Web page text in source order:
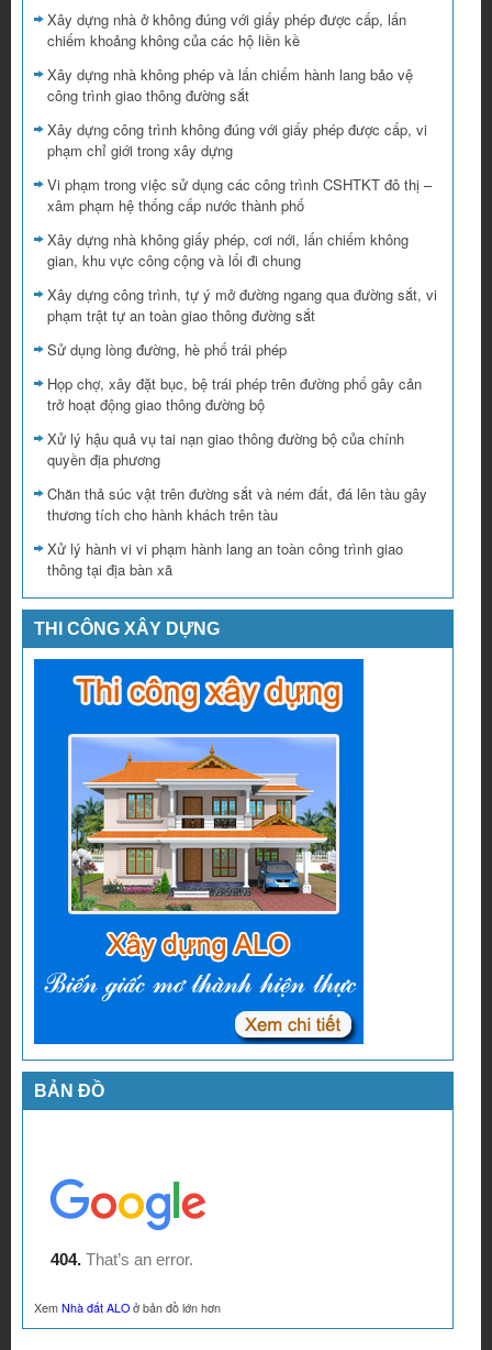
Xây dựng nhà ở không đúng với giấy phép được cấp, lấn
chiếm khoảng không của các hộ liền kề
Xây dựng nhà không phép và lấn chiếm hành lang bảo vệ
công trình giao thông đường sắt
Xây dựng công trình không đúng với giấy phép được cấp, vi
phạm chỉ giới trong xây dựng
Vi phạm trong việc sử dụng các công trình CSHTKT đô thị –
xâm phạm hệ thống cấp nước thành phố
Xây dựng nhà không giấy phép, cơi nới, lấn chiếm không
gian, khu vực công cộng và lối đi chung
Xây dựng công trình, tự ý mở đường ngang qua đường sắt, vi
phạm trật tự an toàn giao thông đường sắt
Sử dụng lòng đường, hè phố trái phép
Họp chợ, xây đặt bục, bệ trái phép trên đường phố gây cản
trở hoạt động giao thông đường bộ
Xử lý hậu quả vụ tai nạn giao thông đường bộ của chính
quyền địa phương
Chăn thả súc vật trên đường sắt và ném đất, đá lên tàu gây
thương tích cho hành khách trên tàu
Xử lý hành vi vi phạm hành lang an toàn công trình giao
thông tại địa bàn xã
THI CÔNG XÂY DỰNG
BẢN ĐỒ
Xem Nhà đất ALO ở bản đồ lớn hơn